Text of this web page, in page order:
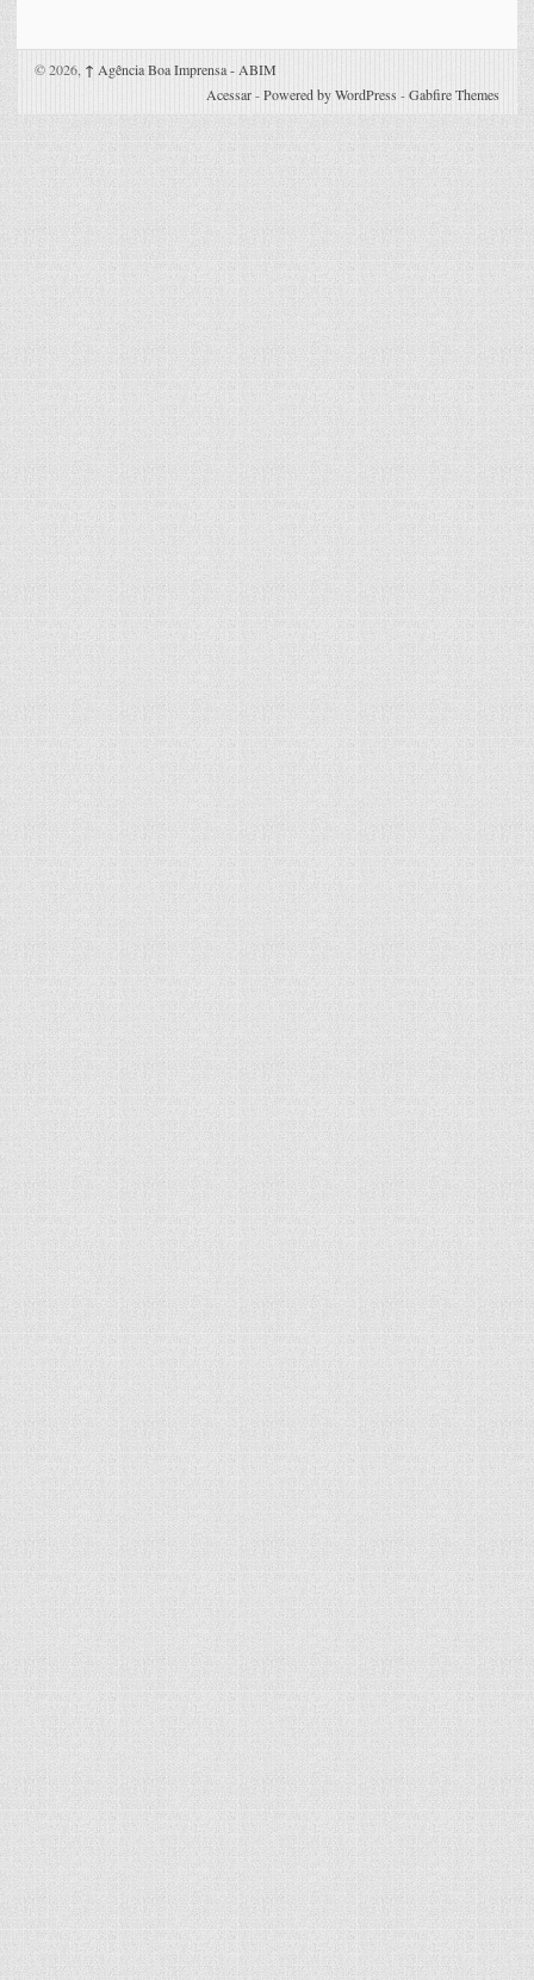
© 2026, ↑ Agência Boa Imprensa - ABIM
Acessar-Powered by WordPress -Gabfire Themes